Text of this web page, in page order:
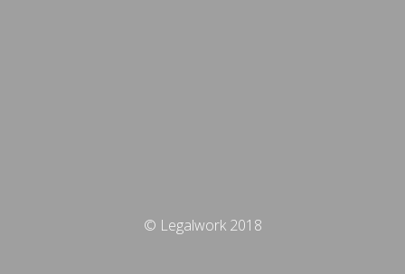
© Legalwork 2018